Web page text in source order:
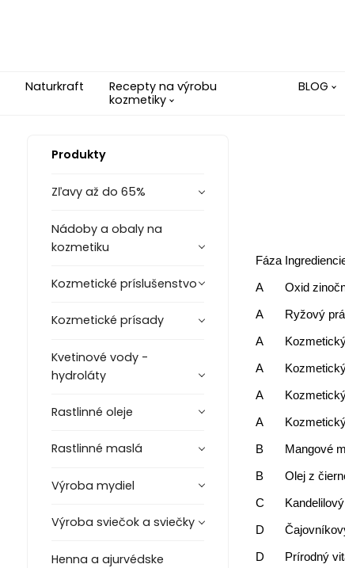
Naturkraft
Recepty na výrobu
kozmetiky
BLOG
Produkty
Zľavy až do 65%
Nádoby a obaly na
kozmetiku
Kozmetické príslušenstvo
Kozmetické prísady
Kvetinové vody -
hydroláty
Rastlinné oleje
Rastlinné maslá
Výroba mydiel
Výroba sviečok a sviečky
Henna a ajurvédske
Fáza
A
Oxid
A
Ryžový
A
A
A
A
B
Mangové
B
Olej z
C
D
D
Prírodný